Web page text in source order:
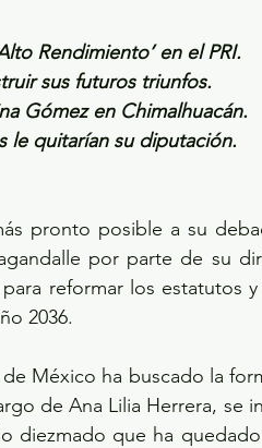
Rendimiento’ en el PRI.
sus futuros triunfos.
Gómez en Chimalhuacán.
le quitarían su diputación.
pronto posible a su
por parte de su
reformar los estatutos
2036.
México ha buscado la
de Ana Lilia Herrera, se
diezmado que ha